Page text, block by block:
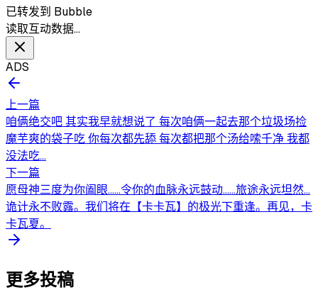
已转发到 Bubble
读取互动数据…
ADS
上一篇
咱俩绝交吧 其实我早就想说了 每次咱俩一起去那个垃圾场捡
魔芋爽的袋子吃 你每次都先舔 每次都把那个汤给嗦千净 我都
没法吃...
下一篇
愿母神三度为你阖眼……令你的血脉永远鼓动……旅途永远坦然…
诡计永不败露。我们将在【卡卡瓦】的极光下重逢。再见，卡
卡瓦夏。
更多投稿